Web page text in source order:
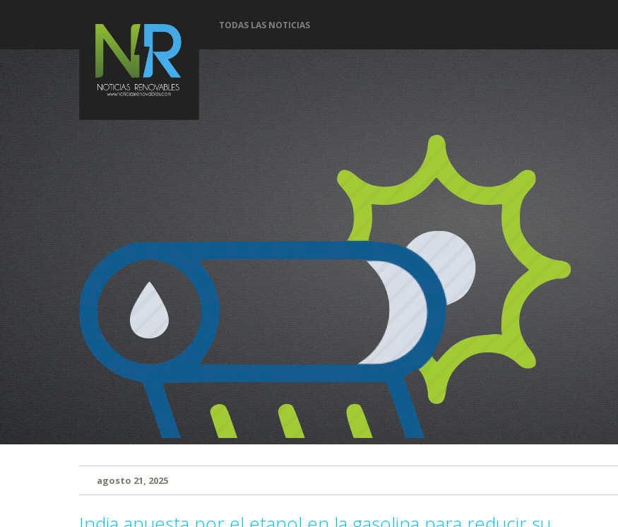
TODAS LAS NOTICIAS
Conoce cual es el mejor calentador solar
Conoce que tan sana es el agua en tu
agosto 21, 2025